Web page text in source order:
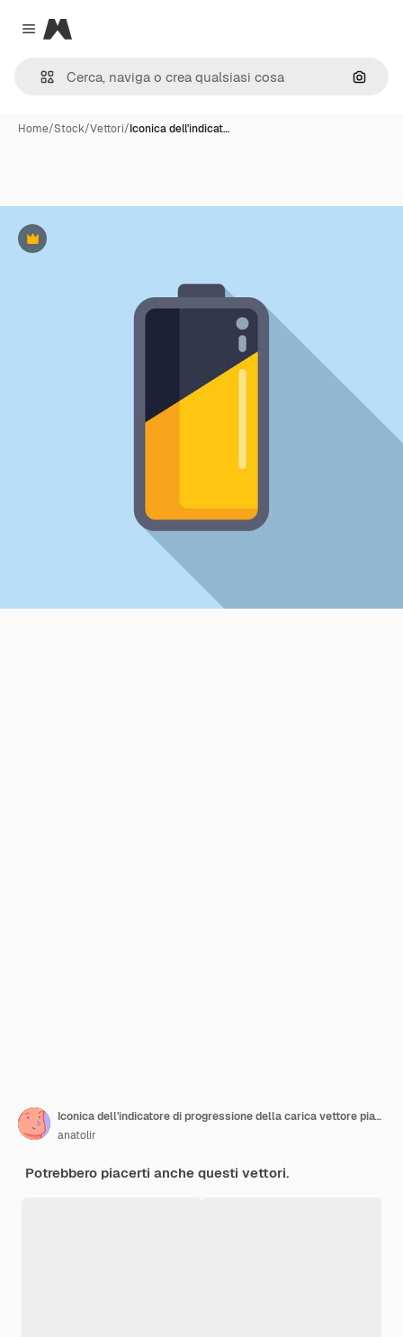
Close menu
Magnific
Cerca
Home/Stock/Vettori/Iconica dell'indicat…
Premium
Iconica dell'indicatore di progressione della carica vettore piatto processo della batteria
anatolir
Potrebbero piacerti anche questi vettori.